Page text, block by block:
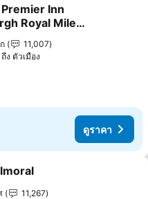
ในรายการโปรด
Inn
Royal Mile
11,007
ง ตัวเมือง
ดูราคา
ในรายการโปรด
11,267